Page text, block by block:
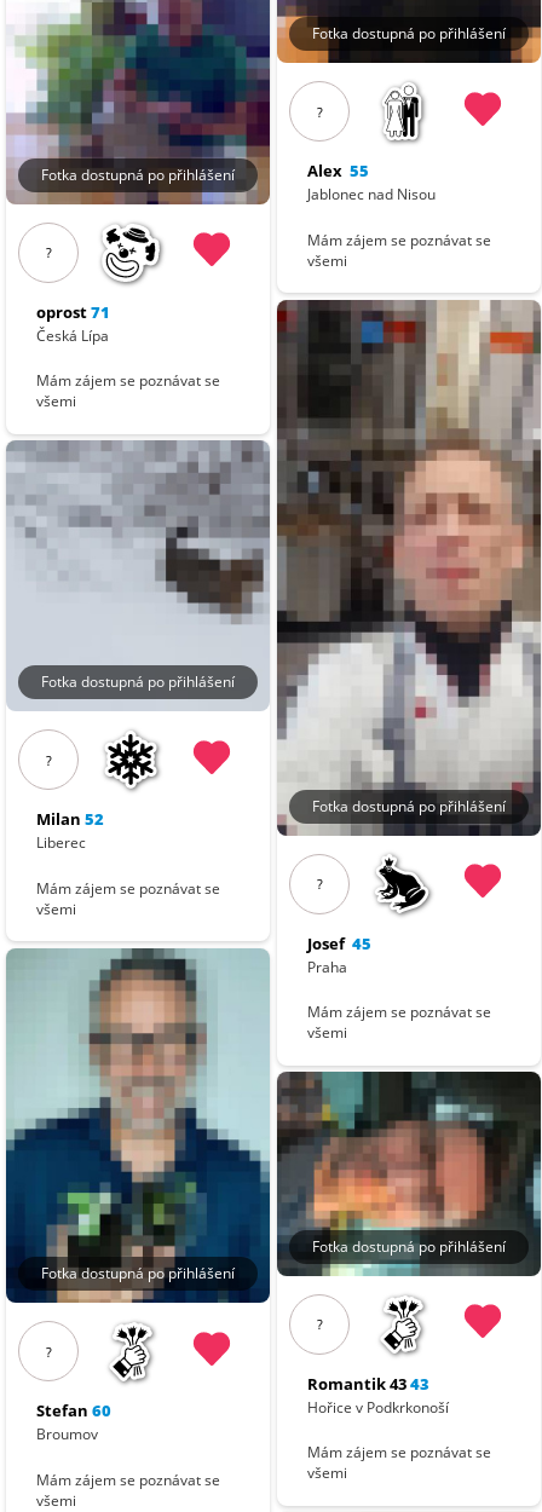
Fotka dostupná po přihlášení
?
oprost71
Česká Lípa
Mám zájem se poznávat se
všemi
Fotka dostupná po přihlášení
?
Milan 52
Liberec
Mám zájem se poznávat se
všemi
Fotka dostupná po přihlášení
?
Stefan 60
Broumov
Mám zájem se poznávat se
všemi
Fotka dostupná po přihlášení
?
Alex 55
Jablonec nad Nisou
Mám zájem se poznávat se
všemi
Fotka dostupná po přihlášení
?
Josef 45
Praha
Mám zájem se poznávat se
všemi
Fotka dostupná po přihlášení
?
Romantik 4343
Hořice v Podkrkonoší
Mám zájem se poznávat se
všemi